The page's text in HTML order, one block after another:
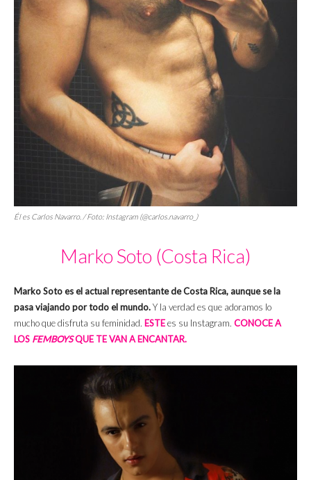
Él es Carlos Navarro. / Foto: Instagram (@carlos.navarro_)
Marko Soto (Costa Rica)
Marko Soto es el actual representante de Costa Rica, aunque se la
pasa viajando por todo el mundo.Y la verdad es que adoramos lo
mucho que disfruta su feminidad. ESTEes su Instagram. CONOCE A
LOS FEMBOYSQUE TE VAN A ENCANTAR.